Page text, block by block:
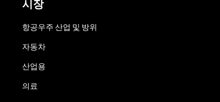
시장
항공우주 산업 및 방위
자동차
산업용
의료